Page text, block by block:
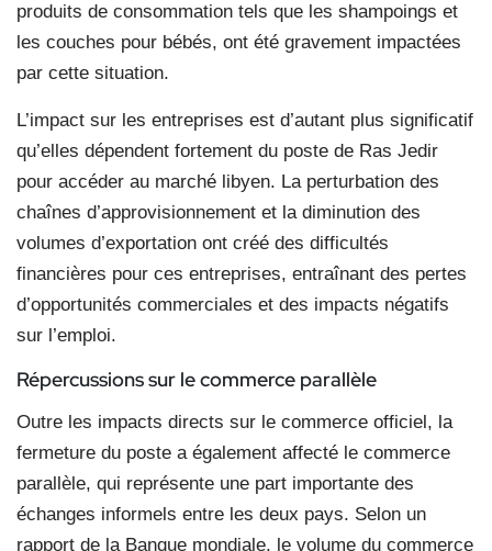
produits de consommation tels que les shampoings et
les couches pour bébés, ont été gravement impactées
par cette situation.
L’impact sur les entreprises est d’autant plus significatif
qu’elles dépendent fortement du poste de Ras Jedir
pour accéder au marché libyen. La perturbation des
chaînes d’approvisionnement et la diminution des
volumes d’exportation ont créé des difficultés
financières pour ces entreprises, entraînant des pertes
d’opportunités commerciales et des impacts négatifs
sur l’emploi.
Répercussions sur le commerce parallèle
Outre les impacts directs sur le commerce officiel, la
fermeture du poste a également affecté le commerce
parallèle, qui représente une part importante des
échanges informels entre les deux pays. Selon un
rapport de la Banque mondiale, le volume du commerce